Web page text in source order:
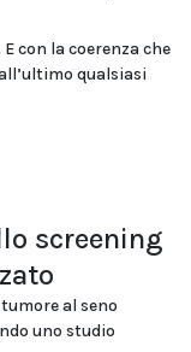
con la coerenza che
qualsiasi
screening
al seno
uno studio